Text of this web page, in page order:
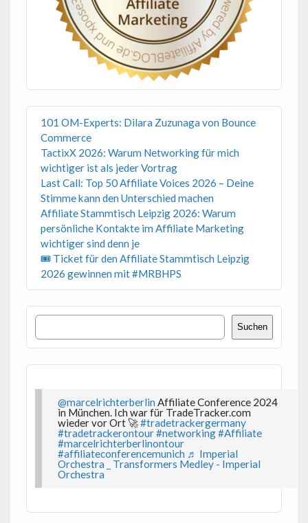
101 OM-Experts: Dilara Zuzunaga von Bounce
Commerce
TactixX 2026: Warum Networking für mich
wichtiger ist als jeder Vortrag
Last Call: Top 50 Affiliate Voices 2026 – Deine
Stimme kann den Unterschied machen
Affiliate Stammtisch Leipzig 2026: Warum
persönliche Kontakte im Affiliate Marketing
wichtiger sind denn je
🎟 Ticket für den Affiliate Stammtisch Leipzig
2026 gewinnen mit #MRBHPS
Suchen
Suchen
@marcelrichterberlin Affiliate Conference 2024
in München. Ich war für TradeTracker.com
wieder vor Ort 🚀#tradetrackergermany
#tradetrackerontour#networking#Affiliate
#marcelrichterberlinontour
#affiliateconferencemunich ♬ Imperial
Orchestra _ Transformers Medley - Imperial
Orchestra